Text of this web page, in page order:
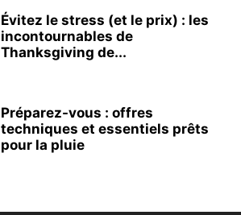
Évitez le stress (et le prix) : les
incontournables de
Thanksgiving de...
Préparez-vous : offres
techniques et essentiels prêts
pour la pluie